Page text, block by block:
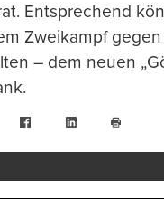
Entsprechend
Zweikampf
– dem neuen
FacebookLinkedIn
drucken